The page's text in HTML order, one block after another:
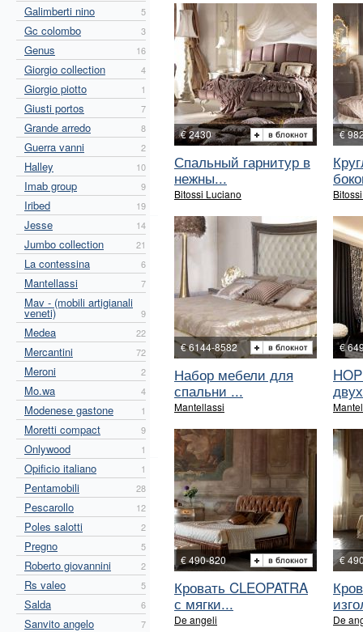
Galimberti nino 5
Gc colombo 3
Genus 16
Giorgio collection 4
Giorgio piotto 1
Giusti portos 7
Grande arredo 8
Guerra vanni 2
Halley 10
Imab group 9
Iribed 19
Jesse 14
Jumbo collection 21
La contessina 6
Mantellassi 7
Mav - (mobili artigianali
veneti) 9
Medea 22
Mercantini 72
Meroni 2
Mo.wa 4
Modenese gastone 1
Moretti compact 9
Onlywood 1
Opificio italiano 1
Pentamobili 28
Pescarollo 12
Poles salotti 2
Pregno 5
Roberto giovannini 2
Rs valeo 5
Salda 6
Sanvito angelo 7
€ 2430
Спальный гарнитур в
нежны...
Bitossi Luciano
€
€ 6144-8582
Набор мебели для
спальни ...
Mantellassi
€
€ 490-820
Кровать CLEOPATRA
с мягки...
De angeli
€
De